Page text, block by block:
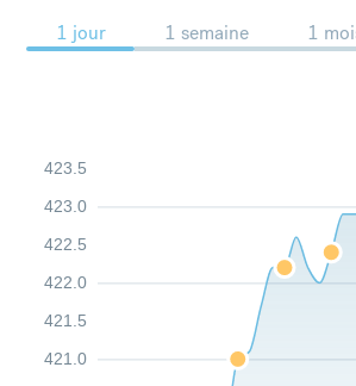
1 jour 1 semaine 1
421.0
421.5
422.0
422.5
423.0
423.5